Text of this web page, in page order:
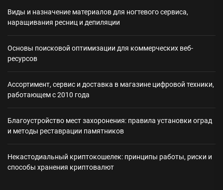
Виды и назначение материалов для ногтевого сервиса,
наращивания ресниц и депиляции
Основы поисковой оптимизации для коммерческих веб-
ресурсов
Ассортимент, сервис и доставка в магазине цифровой техники,
работающем с 2010 года
Благоустройство мест захоронения: правила установки оград
и методы реставрации памятников
Некастодиальный криптокошелек: принципы работы, риски и
способы хранения криптовалют